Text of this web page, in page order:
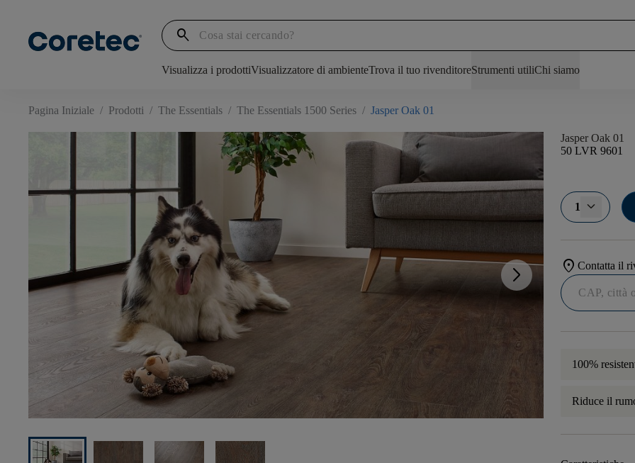
search
Visualizza i prodottiVisualizzatore di ambienteTrova il tuo rivenditoreStrumenti utiliChi siamo
Pagina Iniziale / Prodotti / The Essentials / The Essentials 1500 Series / Jasper Oak 01
arrow_forward_ios
Jasper Oak 01
50 LVR 9601
1
location_onContatta il
100%
Riduce il